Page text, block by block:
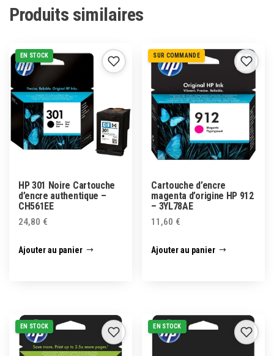
Produits similaires
EN STOCK
HP 301 Noire Cartouche
d’encre authentique –
CH561EE
24,80 €
Ajouter au panier
SUR COMMANDE
Cartouche d’encre
magenta d’origine HP 912
– 3YL78AE
11,60 €
Ajouter au panier
EN STOCK EN STOCK